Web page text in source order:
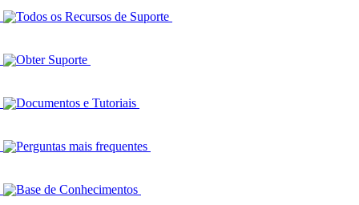
Todos os Recursos de Suporte
Obter Suporte
Documentos e Tutoriais
Perguntas mais frequentes
Base de Conhecimentos